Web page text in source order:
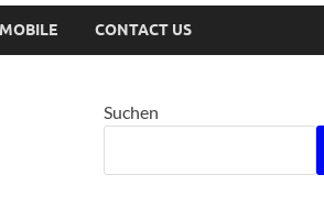
MOBILE CONTACT US
Suchen